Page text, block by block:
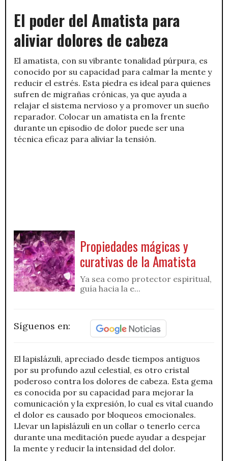
El poder del Amatista para
aliviar dolores de cabeza
El amatista, con su vibrante tonalidad púrpura, es
conocido por su capacidad para calmar la mente y
reducir el estrés. Esta piedra es ideal para quienes
sufren de migrañas crónicas, ya que ayuda a
relajar el sistema nervioso y a promover un sueño
reparador. Colocar un amatista en la frente
durante un episodio de dolor puede ser una
técnica eficaz para aliviar la tensión.
Propiedades mágicas y
curativas de la Amatista
Ya sea como protector espiritual,
guía hacia la e...
Síguenos en:
El lapislázuli, apreciado desde tiempos antiguos
por su profundo azul celestial, es otro cristal
poderoso contra los dolores de cabeza. Esta gema
es conocida por su capacidad para mejorar la
comunicación y la expresión, lo cual es vital cuando
el dolor es causado por bloqueos emocionales.
Llevar un lapislázuli en un collar o tenerlo cerca
durante una meditación puede ayudar a despejar
la mente y reducir la intensidad del dolor.